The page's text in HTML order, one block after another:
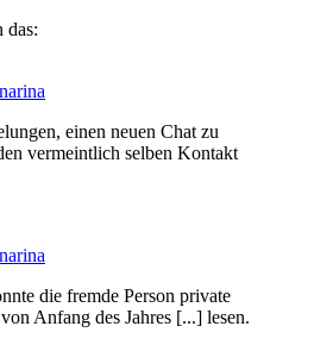
das:
einen neuen Chat zu
vermeintlich selben Kontakt
die fremde Person private
Anfang des Jahres [...] lesen.